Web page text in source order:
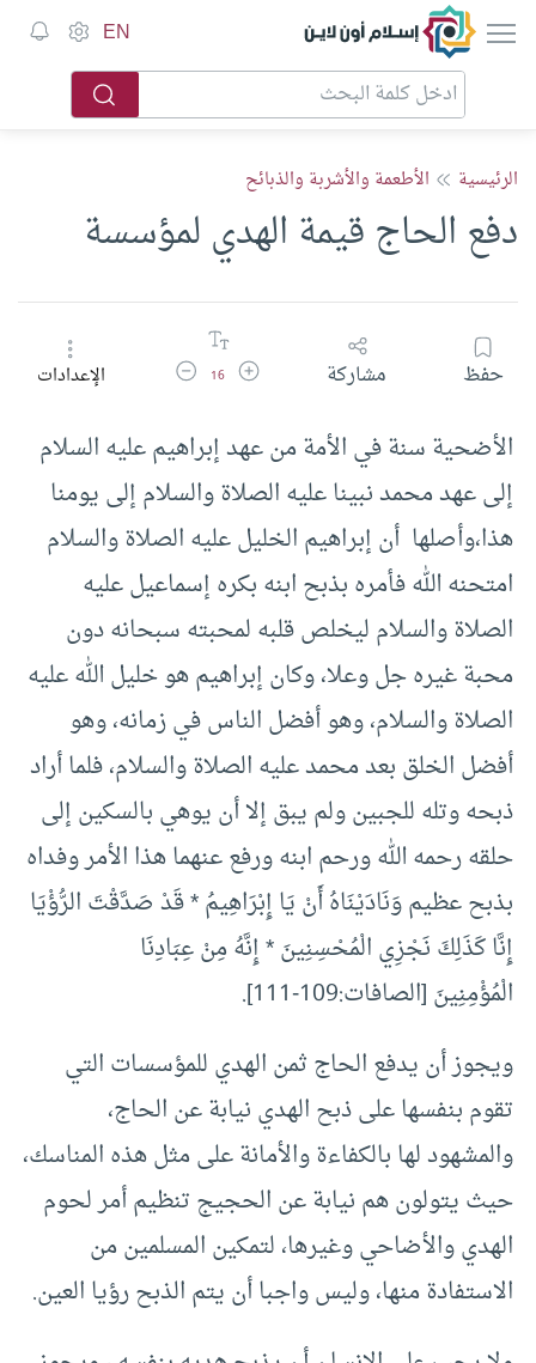
إسلام أون لاين EN
الرئيسية الأطعمة والأشربة والذبائح
دفع الحاج قيمة الهدي لمؤسسة
حفظ مشاركة زيادة حجم الخط
16 تقليل حجم الخطالإعدادات
الأضحية سنة في الأمة من عهد إبراهيم عليه السلام
إلى عهد محمد نبينا عليه الصلاة والسلام إلى يومنا
هذا،وأصلها أن إبراهيم الخليل عليه الصلاة والسلام
امتحنه الله فأمره بذبح ابنه بكره إسماعيل عليه
الصلاة والسلام ليخلص قلبه لمحبته سبحانه دون
محبة غيره جل وعلا، وكان إبراهيم هو خليل الله عليه
الصلاة والسلام، وهو أفضل الناس في زمانه، وهو
أفضل الخلق بعد محمد عليه الصلاة والسلام، فلما أراد
ذبحه وتله للجبين ولم يبق إلا أن يوهي بالسكين إلى
حلقه رحمه الله ورحم ابنه ورفع عنهما هذا الأمر وفداه
بذبح عظيم وَنَادَيْنَاهُ أَنْ يَا إِبْرَاهِيمُ * قَدْ صَدَّقْتَ الرُّؤْيَا
إِنَّا كَذَلِكَ نَجْزِي الْمُحْسِنِينَ * إِنَّهُ مِنْ عِبَادِنَا
الْمُؤْمِنِينَ [الصافات:109-111].
ويجوز أن يدفع الحاج ثمن الهدي للمؤسسات التي
تقوم بنفسها على ذبح الهدي نيابة عن الحاج،
والمشهود لها بالكفاءة والأمانة على مثل هذه المناسك،
حيث يتولون هم نيابة عن الحجيج تنظيم أمر لحوم
الهدي والأضاحي وغيرها، لتمكين المسلمين من
الاستفادة منها، وليس واجبا أن يتم الذبح رؤيا العين.